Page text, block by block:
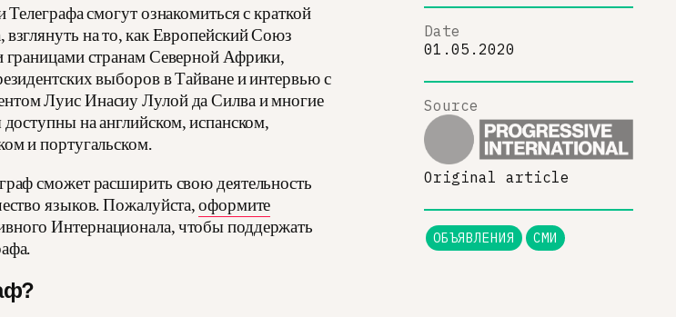
Телеграфа смогут ознакомиться с краткой
на то, как Европейский Союз
границами странам Северной Африки,
выборов в Тайване и интервью с
Луис Инасиу Лулой да Силва и многие
на английском, испанском,
и португальском.
сможет расширить свою деятельность
языков. Пожалуйста,оформите
Интернационала, чтобы поддержать
Date
01.05.2020
Source
Original article
ОБЪЯВЛЕНИЯ СМИ